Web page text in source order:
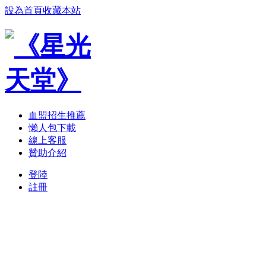
設為首頁收藏本站
血盟招生推薦
懶人包下載
線上客服
贊助介紹
登陸
註冊